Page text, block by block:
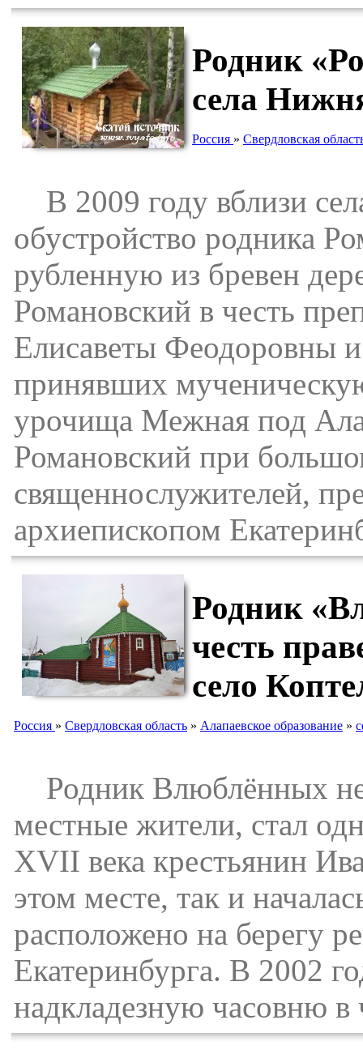
Родник
села
Россия » Свердловская
В 2009 году вблизи
обустройство родника
рубленную из бревен
Романовский в честь
Елисаветы Феодоровны
принявших
урочища Межная под
Романовский при
священнослужителей,
архиепископом
Родник
честь
село
Россия » Свердловская область » Алапаевское образование »
Родник Влюблённых не
местные жители, стал
XVII века крестьянин
этом месте, так и
расположено на берегу
Екатеринбурга. В 2002
надкладезную часовню в